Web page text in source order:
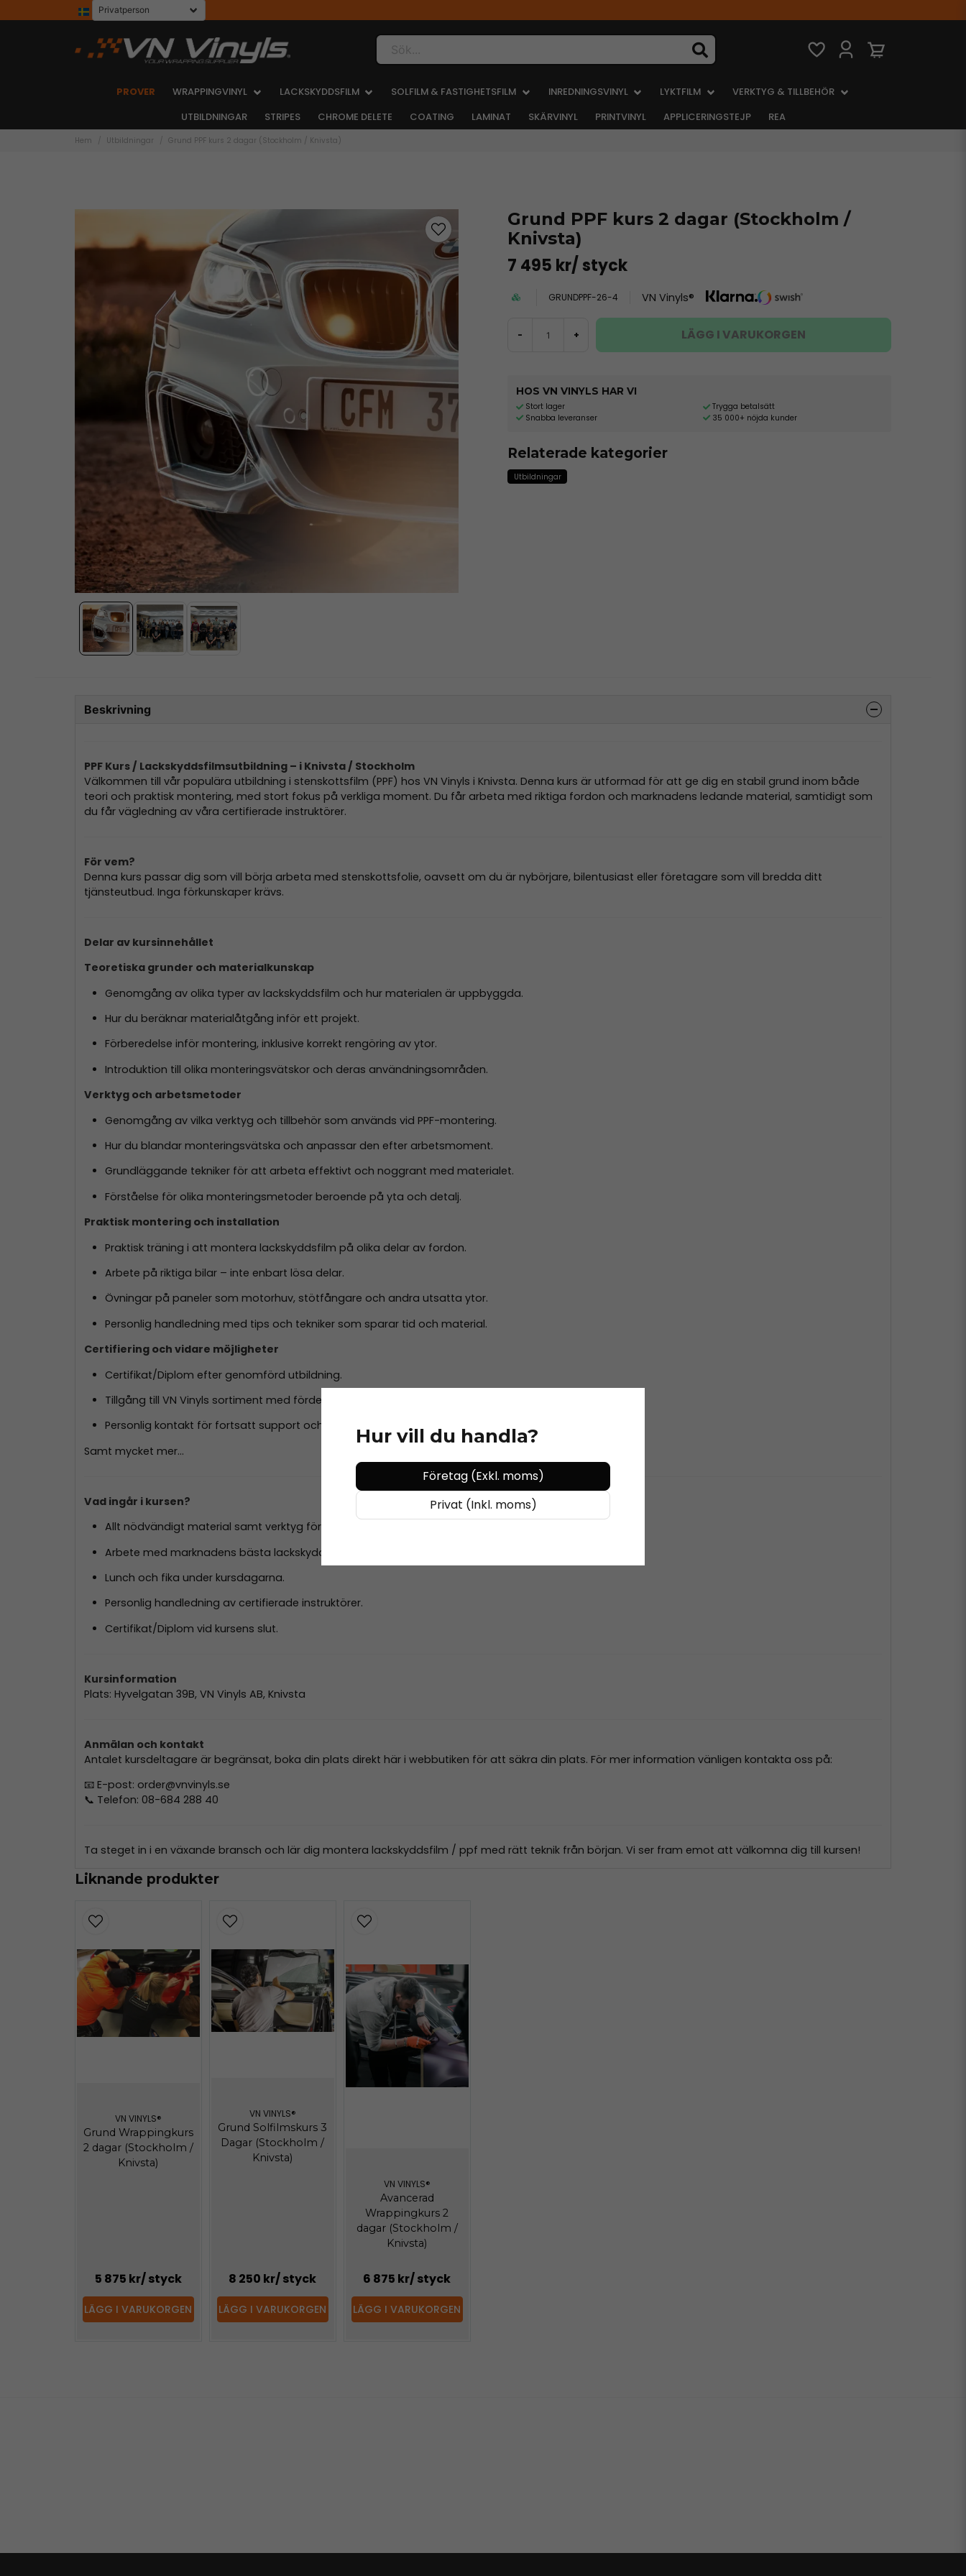
Sök...
PROVER WRAPPINGVINYL LACKSKYDDSFILM SOLFILM & FASTIGHETSFILM INREDNINGSVINYL LYKTFILM
VERKTYG & TILLBEHÖR
UTBILDNINGAR
STRIPES CHROME DELETE COATING LAMINAT SKÄRVINYL PRINTVINYL APPLICERINGSTEJP REA
Hem Utbildningar Grund PPF kurs 2 dagar (Stockholm / Knivsta)
Grund PPF kurs 2 dagar (Stockholm /
Knivsta)
7 495 kr/ styck
GRUNDPPF-26-4 VN Vinyls®
- + LÄGG I VARUKORGEN
HOS VN VINYLS HAR VI
Stort lager
Snabba leveranser
Trygga betalsätt
35 000+ nöjda kunder
Relaterade kategorier
Utbildningar
Beskrivning
PPF Kurs / Lackskyddsfilmsutbildning – i Knivsta / Stockholm
Välkommen till vår populära utbildning i stenskottsfilm (PPF) hos VN Vinyls i Knivsta. Denna kurs är utformad för att ge dig en stabil grund inom både
teori och praktisk montering, med stort fokus på verkliga moment. Du får arbeta med riktiga fordon och marknadens ledande material, samtidigt som
du får vägledning av våra certifierade instruktörer.
För vem?
Denna kurs passar dig som vill börja arbeta med stenskottsfolie, oavsett om du är nybörjare, bilentusiast eller företagare som vill bredda ditt
tjänsteutbud. Inga förkunskaper krävs.
Delar av kursinnehållet
Teoretiska grunder och materialkunskap
Genomgång av olika typer av lackskyddsfilm och hur materialen är uppbyggda.
Hur du beräknar materialåtgång inför ett projekt.
Förberedelse inför montering, inklusive korrekt rengöring av ytor.
Introduktion till olika monteringsvätskor och deras användningsområden.
Verktyg och arbetsmetoder
Genomgång av vilka verktyg och tillbehör som används vid PPF-montering.
Hur du blandar monteringsvätska och anpassar den efter arbetsmoment.
Grundläggande tekniker för att arbeta effektivt och noggrant med materialet.
Förståelse för olika monteringsmetoder beroende på yta och detalj.
Praktisk montering och installation
Praktisk träning i att montera lackskyddsfilm på olika delar av fordon.
Arbete på riktiga bilar – inte enbart lösa delar.
Övningar på paneler som motorhuv, stötfångare och andra utsatta ytor.
Personlig handledning med tips och tekniker som sparar tid och material.
Certifiering och vidare möjligheter
Certifikat/Diplom efter genomförd utbildning.
Tillgång till VN Vinyls sortiment med fördelaktiga priser & produktutbud.
Personlig kontakt för fortsatt support och utveckling.
Samt mycket mer...
Vad ingår i kursen?
Allt nödvändigt material samt verktyg för praktiska övningar.
Arbete med marknadens bästa lackskyddsfilmer.
Lunch och fika under kursdagarna.
Personlig handledning av certifierade instruktörer.
Certifikat/Diplom vid kursens slut.
Kursinformation
Plats: Hyvelgatan 39B, VN Vinyls AB, Knivsta
Anmälan och kontakt
Antalet kursdeltagare är begränsat, boka din plats direkt här i webbutiken för att säkra din plats. För mer information vänligen kontakta oss på:
📧 E-post: order@vnvinyls.se
📞 Telefon: 08-684 288 40
Ta steget in i en växande bransch och lär dig montera lackskyddsfilm / ppf med rätt teknik från början. Vi ser fram emot att välkomna dig till kursen!
Liknande produkter
VN VINYLS®
Grund Wrappingkurs
2 dagar (Stockholm /
Knivsta)
5 875 kr/ styck
LÄGG I VARUKORGEN
VN VINYLS®
Grund Solfilmskurs 3
Dagar (Stockholm /
Knivsta)
8 250 kr/ styck
LÄGG I VARUKORGEN
VN VINYLS®
Avancerad
Wrappingkurs 2
dagar (Stockholm /
Knivsta)
6 875 kr/ styck
LÄGG I VARUKORGEN
Hur vill du handla?
Företag (Exkl. moms)
Privat (Inkl. moms)